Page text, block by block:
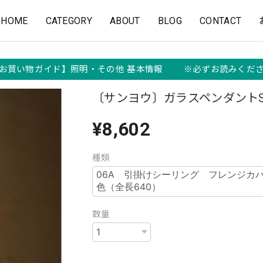
HOME CATEGORY ABOUT BLOG CONTACT
買い物ガイド】照明・その他 基本情報 ※必ずお読みくだ
〔サンヨウ〕ガラスペンダント
¥8,602
種類
数量